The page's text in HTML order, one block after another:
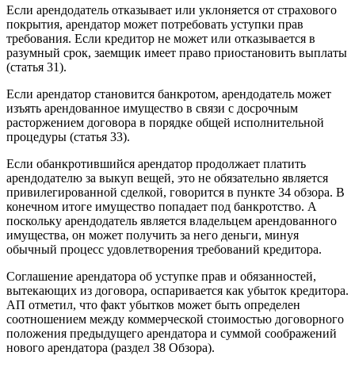
Если арендодатель отказывает или уклоняется от страхового
покрытия, арендатор может потребовать уступки прав
требования. Если кредитор не может или отказывается в
разумный срок, заемщик имеет право приостановить выплаты
(статья 31).
Если арендатор становится банкротом, арендодатель может
изъять арендованное имущество в связи с досрочным
расторжением договора в порядке общей исполнительной
процедуры (статья 33).
Если обанкротившийся арендатор продолжает платить
арендодателю за выкуп вещей, это не обязательно является
привилегированной сделкой, говорится в пункте 34 обзора. В
конечном итоге имущество попадает под банкротство. А
поскольку арендодатель является владельцем арендованного
имущества, он может получить за него деньги, минуя
обычный процесс удовлетворения требований кредитора.
Соглашение арендатора об уступке прав и обязанностей,
вытекающих из договора, оспаривается как убыток кредитора.
АП отметил, что факт убытков может быть определен
соотношением между коммерческой стоимостью договорного
положения предыдущего арендатора и суммой соображений
нового арендатора (раздел 38 Обзора).